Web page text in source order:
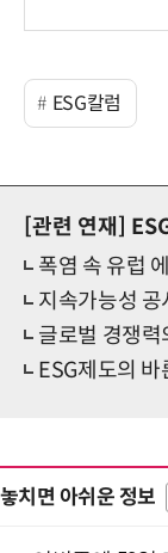
ESG칼럼
[관련 연재]
폭염 속 유럽
지속가능성
글로벌 경쟁
ESG제도의
놓치면 아쉬운 정보